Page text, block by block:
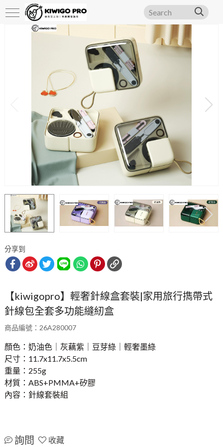
【kiwigopro】輕奢針線盒套裝|家用旅行擕帶式
針線包全套多功能縫紉盒
商品編號：26A280007
顏色：奶油色｜灰藕紫｜豆芽綠｜輕奢墨綠
尺寸：11.7x11.7x5.5cm
重量：255g
材質：ABS+PMMA+矽膠
內容：針線套裝組
詢問 收藏